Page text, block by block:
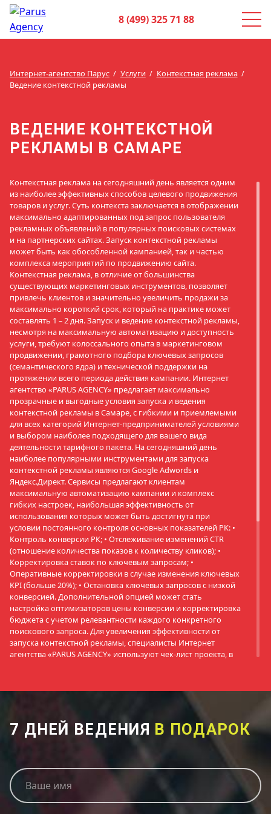
8 (499) 325 71 88
Интернет-агентство Парус Услуги
Контекстная реклама
Ведение контекстной рекламы
ВЕДЕНИЕ КОНТЕКСТНОЙ
РЕКЛАМЫ В САМАРЕ
Контекстная реклама на сегодняшний день является одним
из наиболее эффективных способов целевого продвижения
товаров и услуг. Суть контекста заключается в отображении
максимально адаптированных под запрос пользователя
рекламных объявлений в популярных поисковых системах
и на партнерских сайтах. Запуск контекстной рекламы
может быть как обособленной кампанией, так и частью
комплекса мероприятий по продвижению сайта.
Контекстная реклама, в отличие от большинства
существующих маркетинговых инструментов, позволяет
привлечь клиентов и значительно увеличить продажи за
максимально короткий срок, который на практике может
составлять 1 – 2 дня. Запуск и ведение контекстной рекламы,
несмотря на максимальную автоматизацию и доступность
услуги, требуют колоссального опыта в маркетинговом
продвижении, грамотного подбора ключевых запросов
(семантического ядра) и технической поддержки на
протяжении всего периода действия кампании. Интернет
агентство «PARUS AGENCY» предлагает максимально
прозрачные и выгодные условия запуска и ведения
контекстной рекламы в Самаре, с гибкими и приемлемыми
для всех категорий Интернет-предпринимателей условиями
и выбором наиболее подходящего для вашего вида
деятельности тарифного пакета. На сегодняшний день
наиболее популярными инструментами для запуска
контекстной рекламы являются Google Adwords и
Яндекс.Директ. Сервисы предлагают клиентам
максимальную автоматизацию кампании и комплекс
гибких настроек, наибольшая эффективность от
использования которых может быть достигнута при
условии постоянного контроля основных показателей РК: •
Контроль конверсии РК; • Отслеживание изменений CTR
(отношение количества показов к количеству кликов); •
Корректировка ставок по ключевым запросам; •
Оперативные корректировки в случае изменения ключевых
KPI (больше 20%); • Остановка ключевых запросов с низкой
конверсией. Дополнительной опцией может стать
настройка оптимизаторов цены конверсии и корректировка
бюджета с учетом релевантности каждого конкретного
поискового запроса. Для увеличения эффективности от
запуска контекстной рекламы, специалисты Интернет
агентства «PARUS AGENCY» используют чек-лист проекта, в
В зависимости от сложности и масштаба проекта, а также
количества ключевых запросов, тайминг проекта (внесение
корректировок) может быть ежедневным, еженедельным
либо ежемесячным. Наша компания готова оказать услуги
по запуску и ведению контекстной рекламы в Самаре и
других регионах РФ, а также корректировкам
существующих РК для выхода на максимальные показатели
KPI. Специалисты Интернет агентства «PARUS AGENCY»
готовы разработать максимально эффективные алгоритмы
для продвижения любых товаров, услуг или лендингов,
независимо от вида деятельности компании и масштаба
7 ДНЕЙ ВЕДЕНИЯ В ПОДАРОК
Ваше имя